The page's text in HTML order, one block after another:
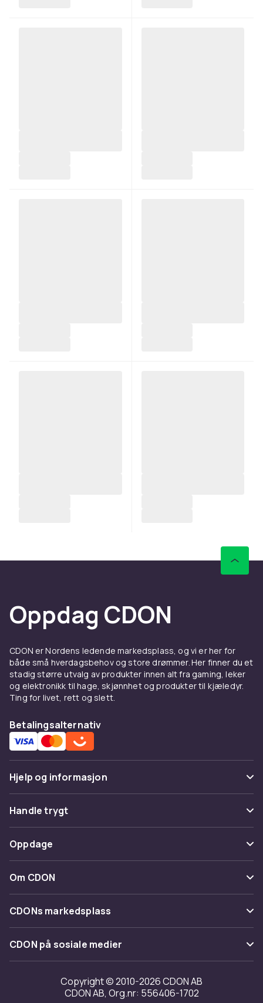
Oppdag CDON
CDON er Nordens ledende markedsplass, og vi er her for
både små hverdagsbehov og store drømmer. Her finner du et
stadig større utvalg av produkter innen alt fra gaming, leker
og elektronikk til hage, skjønnhet og produkter til kjæledyr.
Ting for livet, rett og slett.
Betalingsalternativ
Hjelp og informasjon
Vanlige spørsmål
Spor pakke
Angre & returner her
Kontakt oss
Handle trygt
Betaling
Levering
Tilbakekallinger
Oppdage
Kategorier
Varemerker
Om CDON
Om oss
Kundeanmeldelser
Jobbe på CDON
Investor relations
Tilgjengelighet
CDONs markedsplass
Merchant Help Center
CDON på sosiale medier
Copyright © 2010-2026 CDON AB
CDON AB, Org.nr: 556406-1702